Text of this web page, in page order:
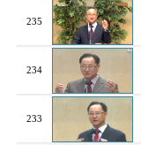
235
234
233